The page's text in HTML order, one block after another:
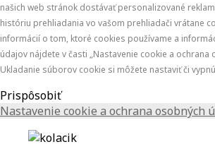
našich web stránok dostávať personalizované
históriu prehliadania vo vašom prehliadači vrátane
informácií o tom, ktoré cookies používame a
údajov nájdete v časti „Nastavenie cookie a ochrana
Ukladanie súborov cookie si môžete nastaviť či
Prispôsobiť
Nastavenie cookie a ochrana osobných